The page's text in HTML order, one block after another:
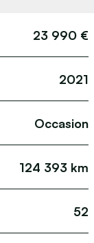
23 990 €
2021
Occasion
124 393 km
52